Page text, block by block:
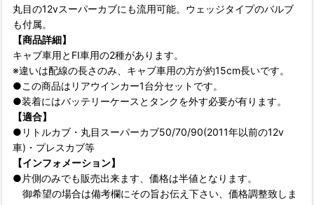
丸目の12vスーパーカブにも流用可能。ウェッジタイプのバルブ
も付属。
【商品詳細】
キャブ車用とFI車用の2種があります。
※違いは配線の長さのみ、キャブ車用の方が約15cm長いです。
●この商品はリアウインカー1台分セットです。
●装着にはバッテリーケースとタンクを外す必要が有ります。
【適合】
●リトルカブ・丸目スーパーカブ50/70/90(2011年以前の12v
車)・プレスカブ等
【インフォメーション】
●片側のみでも販売出来ます、価格は半値となります。
御希望の場合は備考欄にその旨お伝え下さい、価格調整致しま